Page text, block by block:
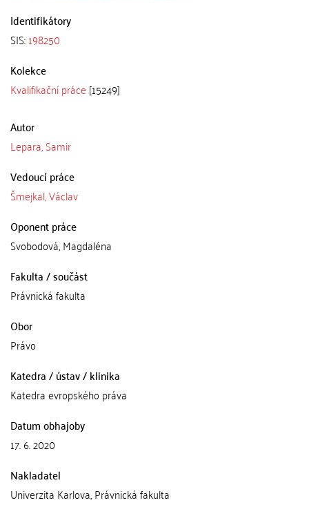
Identifikátory
SIS:198250
Kolekce
Kvalifikační práce [15249]
Autor
Lepara, Samir
Vedoucí práce
Šmejkal, Václav
Oponent práce
Svobodová, Magdaléna
Fakulta / součást
Právnická fakulta
Obor
Právo
Katedra / ústav / klinika
Katedra evropského práva
Datum obhajoby
17. 6. 2020
Nakladatel
Univerzita Karlova, Právnická fakulta